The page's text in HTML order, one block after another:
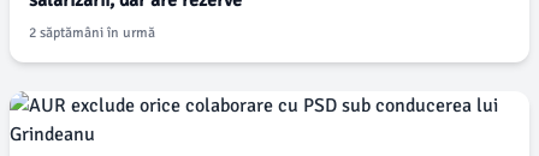
2 săptămâni în urmă